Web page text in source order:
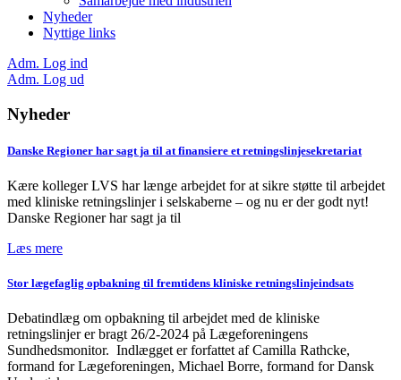
Nyheder
Nyttige links
Adm. Log ind
Adm. Log ud
Nyheder
Danske Regioner har sagt ja til at finansiere et retningslinjesekretariat
Kære kolleger LVS har længe arbejdet for at sikre støtte til arbejdet
med kliniske retningslinjer i selskaberne – og nu er der godt nyt!
Danske Regioner har sagt ja til
Læs mere
Stor lægefaglig opbakning til fremtidens kliniske retningslinjeindsats
Debatindlæg om opbakning til arbejdet med de kliniske
retningslinjer er bragt 26/2-2024 på Lægeforeningens
Sundhedsmonitor. Indlægget er forfattet af Camilla Rathcke,
formand for Lægeforeningen, Michael Borre, formand for Dansk